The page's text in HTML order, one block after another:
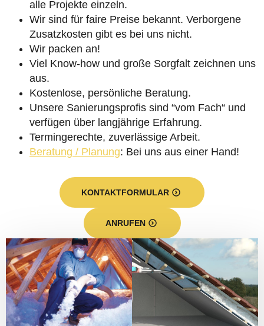
alle Projekte einzeln.
Wir sind für faire Preise bekannt. Verborgene
Zusatzkosten gibt es bei uns nicht.
Wir packen an!
Viel Know-how und große Sorgfalt zeichnen uns
aus.
Kostenlose, persönliche Beratung.
Unsere Sanierungsprofis sind “vom Fach“ und
verfügen über langjährige Erfahrung.
Termingerechte, zuverlässige Arbeit.
Beratung / Planung: Bei uns aus einer Hand!
KONTAKTFORMULAR
ANRUFEN